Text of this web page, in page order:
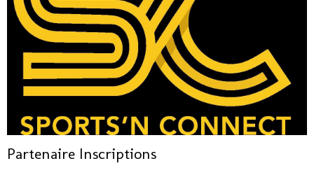
Partenaire Inscriptions